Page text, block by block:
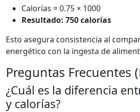
Calorías = 0.75 × 1000
Resultado: 750 calorías
Esto asegura consistencia al
energético con la ingesta de
Preguntas Frecuentes
¿Cuál es la diferencia
y calorías?